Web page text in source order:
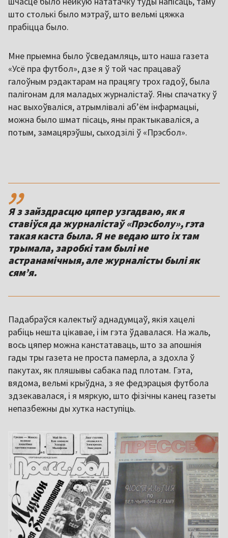
што столькі было мэтраў, што вельмі цяжка
прабіцца было.
Мне прыемна было ўсведамляць, што наша газета
«Усё пра футбол», дзе я ў той час працаваў
галоўным рэдактарам на працягу трох гадоў, была
палігонам для маладых журналістаў. Яны спачатку ў
нас выхоўваліся, атрымлівалі аб’ём інфармацыі,
можна было шмат пісаць, яны практыкаваліся, а
потым, замацярэўшы, сыходзілі ў «Прэсбол».
,,
Я з зайздрасцю цяпер узгадваю, як я
ставіўся да журналістаў «Прэсболу», гэта
такая каста была. Я не ведаю што іх там
трымала, заробкі там былі не
астранамічныя, але журналісты былі як
сямʼя.
Падабраўся калектыў аднадумцаў, якія хацелі
рабіць нешта цікавае, і ім гэта ўдавалася. На жаль,
вось цяпер можна канстатаваць, што за апошнія
гады тры газета не проста памерла, а здохла ў
пакутах, як пляшывы сабака пад плотам. Гэта,
вядома, вельмі крыўдна, з яе федэрацыя футбола
здзекавалася, і я мяркую, што фізічны канец газеты
непазбежны ды хутка наступіць.